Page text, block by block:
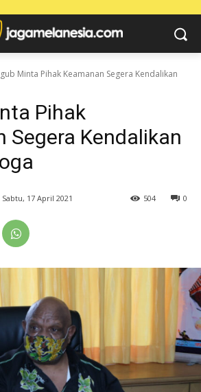
Minta Pihak Keamanan Segera Kendalikan
Pihak
Segera Kendalikan
Sabtu, 17 April 2021 0
504